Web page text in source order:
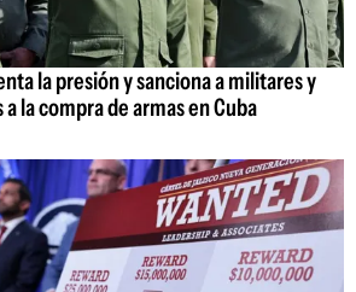
la presión y sanciona a militares y
la compra de armas en Cuba